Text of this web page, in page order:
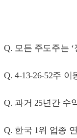
Q. 모든 주도주는 ‘
Q. 4-13-26-52주
Q. 과거 25년간 수
Q. 한국 1위 업종